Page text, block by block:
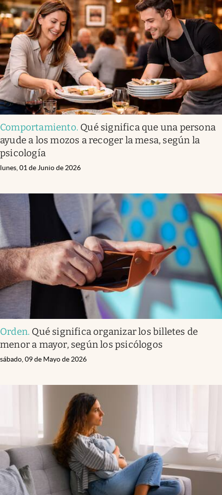
Infotechnology
Clase
Clima
Mundial 2026
Eventos Corporativos
El Cronista Studio
Mediakit
abre en nueva pestaña
Argentina
Comportamiento. Qué significa que una persona
ayude a los mozos a recoger la mesa, según la
psicología
lunes, 01 de Junio de 2026
Orden. Qué significa organizar los billetes de
menor a mayor, según los psicólogos
sábado, 09 de Mayo de 2026